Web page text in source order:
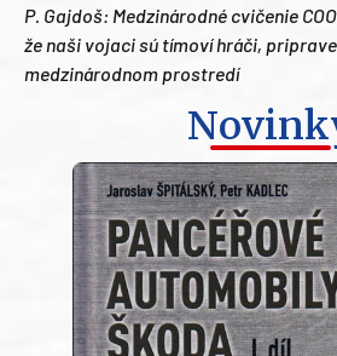
P. Gajdoš: Medzinárodné cvičenie
že naši vojaci sú tímoví hráči,
medzinárodnom prostredí